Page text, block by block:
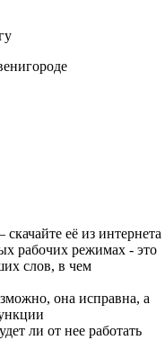
её из интернета
рабочих режимах - это
слов, в чем
она исправна, а
ли от нее работать